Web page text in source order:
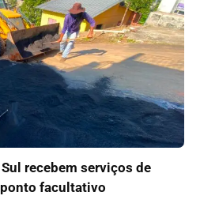
recebem serviços de
facultativo